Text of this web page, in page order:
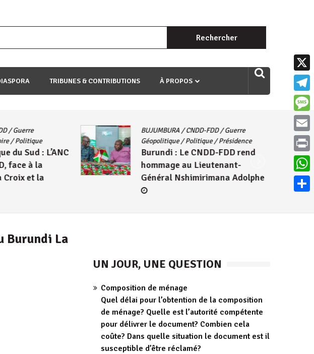
cakwibarutse .Wewe uri ngaha ndagusigiye iki kibazo : Uriko ukora iki kugira ngo
Rechercher :
TRIBUNES & CONTRIBUTIONS À PROPOS
/Guerre
/Politique
du Sud : L’ANC
face à la
Croix et la
BUJUMBURA/CNDD-FDD/Guerre
Géopolitique/Politique/Présidence
Burundi : Le CNDD-FDD rend
hommage au Lieutenant-
Général Nshimirimana Adolphe
Burundi La
UN JOUR, UNE QUESTION
Composition de ménage
Quel délai pour l’obtention de la composition
de ménage? Quelle est l’autorité compétente
pour délivrer le document? Combien cela
coûte? Dans quelle situation le document est il
susceptible d’être réclamé?
X
Email
Print